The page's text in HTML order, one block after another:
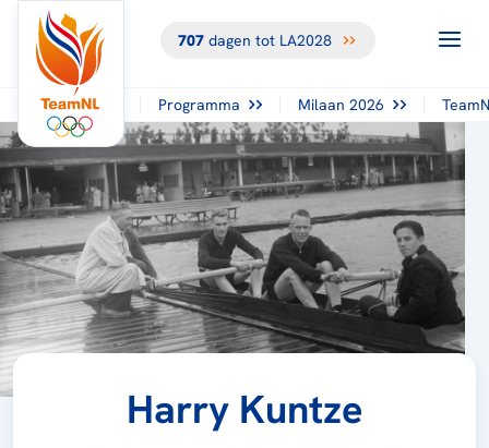
707dagen tot LA2028
Programma Milaan 2026
Harry Kuntze